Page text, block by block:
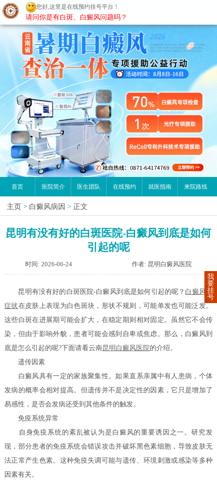
昆明白癜风医院
首页 医院简介 医生团队 在线预约 就医指南 来院路线
主页 > 白癜风病因 > 正文
昆明有没有好的白斑医院-白癜风到底是如何
引起的呢
时间: 2026-06-24 作者: 昆明白癜风医院
昆明有没有好的白斑医院-白癜风到底是如何引起的呢？ 白癜风的
症状在皮肤上表现为白色斑块，形状不规则，可能单发也可能泛发。
这些白斑在进展期可能会扩大，在稳定期则相对固定。虽然它不会传
染，但由于影响外貌，患者可能会感到自卑或焦虑。那么，白癜风到
底是怎么引起的呢?下面请看云南昆明白癜风医院的介绍。
遗传因素
白癜风具有一定的家族聚集性。如果直系亲属中有人患病，个体
发病的概率会相对提高。但遗传并不是决定性的因素，它只是增加了
易感性，是否会发病还受到其他条件的触发。
免疫系统异常
自身免疫系统的紊乱被认为是白癜风的重要诱因之一。研究发
现，部分患者的免疫系统会错误攻击并破坏黑色素细胞，导致皮肤无
法正常产生色素。这种免疫失调可能与遗传、环境刺激或感染等多种
因素有关。
我
要
挂
号
您好,这里是在线预约挂号平台！
请问你是有白斑、白癜风问题吗？